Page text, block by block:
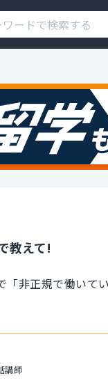
教えて!
非正規で働いて
講師